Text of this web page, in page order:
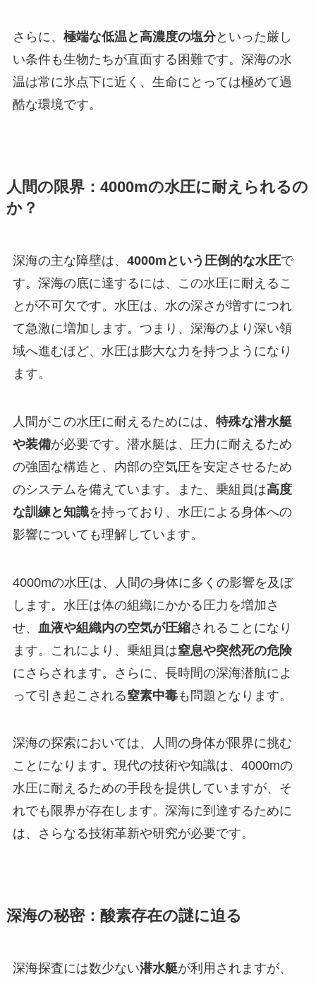
さらに、 極端な低温と高濃度の塩分といった厳し
い条件も生物たちが直面する困難です。深海の水
温は常に氷点下に近く、生命にとっては極めて過
酷な環境です。
人間の限界：4000mの水圧に耐えられるの
か？
深海の主な障壁は、 4000mという圧倒的な水圧で
す。深海の底に達するには、この水圧に耐えるこ
とが不可欠です。水圧は、水の深さが増すにつれ
て急激に増加します。つまり、深海のより深い領
域へ進むほど、水圧は膨大な力を持つようになり
ます。
人間がこの水圧に耐えるためには、 特殊な潜水艇
や装備が必要です。潜水艇は、圧力に耐えるため
の強固な構造と、内部の空気圧を安定させるため
のシステムを備えています。また、乗組員は高度
な訓練と知識を持っており、水圧による身体への
影響についても理解しています。
4000mの水圧は、人間の身体に多くの影響を及ぼ
します。水圧は体の組織にかかる圧力を増加さ
せ、
血液や組織内の空気が圧縮されることになり
ます。これにより、乗組員は窒息や突然死の危険
にさらされます。さらに、長時間の深海潜航によ
って引き起こされる窒素中毒も問題となります。
深海の探索においては、人間の身体が限界に挑む
ことになります。現代の技術や知識は、4000mの
水圧に耐えるための手段を提供していますが、そ
れでも限界が存在します。深海に到達するために
は、さらなる技術革新や研究が必要です。
深海の秘密：酸素存在の謎に迫る
深海探査には数少ない潜水艇が利用されますが、